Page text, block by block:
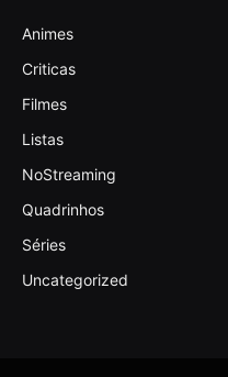
Animes
Criticas
Filmes
Listas
NoStreaming
Quadrinhos
Séries
Uncategorized